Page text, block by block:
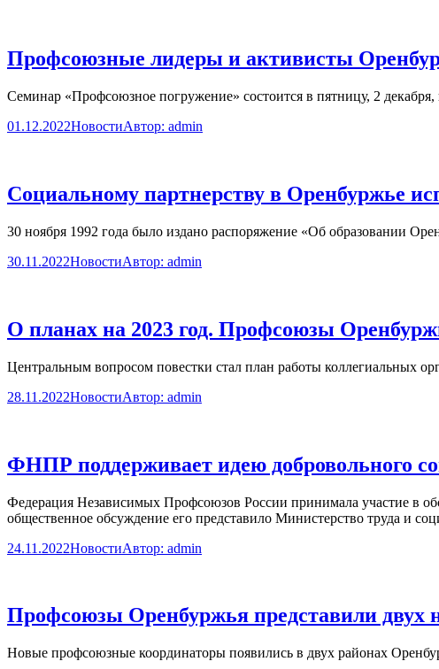
Профсоюзные лидеры и активисты
Семинар «Профсоюзное погружение» состоится в пятницу, 2
01.12.2022НовостиАвтор: admin
Социальному партнерству в Оренбуржье
30 ноября 1992 года было издано распоряжение «Об образовании
30.11.2022НовостиАвтор: admin
О планах на 2023 год. Профсоюзы
Центральным вопросом повестки стал план работы коллегиальных
28.11.2022НовостиАвтор: admin
ФНПР поддерживает идею добровольного
Федерация Независимых Профсоюзов России принимала участие в
общественное обсуждение его представило Министерство труда и
24.11.2022НовостиАвтор: admin
Профсоюзы Оренбуржья представили двух
Новые профсоюзные координаторы появились в двух районах